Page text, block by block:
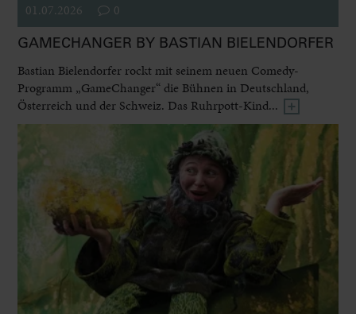
01.07.2026 0
GAMECHANGER BY BASTIAN BIELENDORFER
Bastian Bielendorfer rockt mit seinem neuen Comedy-
Programm „GameChanger“ die Bühnen in Deutschland,
Österreich und der Schweiz. Das Ruhrpott-Kind...